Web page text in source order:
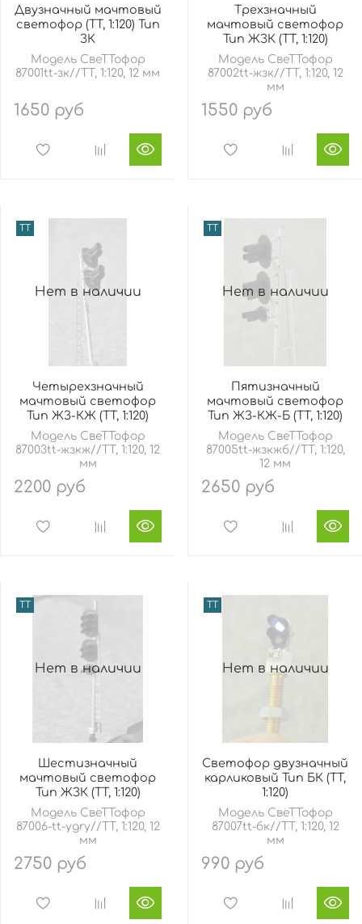
Двузначный мачтовый
светофор (TT, 1:120) Тип
ЗК
Модель СвеТТофор
87001tt-зк//TT, 1:120, 12 мм
1650 руб
Трехзначный
мачтовый светофор
Тип ЖЗК (TT, 1:120)
Модель СвеТТофор
87002tt-жзк//TT, 1:120, 12
мм
1550 руб
Нет в наличии
TT
Четырехзначный
мачтовый светофор
Тип ЖЗ-КЖ (TT, 1:120)
Модель СвеТТофор
87003tt-жзкж//TT, 1:120, 12
мм
2200 руб
Нет в наличии
TT
Пятизначный
мачтовый светофор
Тип ЖЗ-КЖ-Б (TT, 1:120)
Модель СвеТТофор
87005tt-жзкжб//TT, 1:120,
12 мм
2650 руб
Нет в наличии
TT
Шестизначный
мачтовый светофор
Тип ЖЗК (TT, 1:120)
Модель СвеТТофор
87006-tt-ygry//TT, 1:120, 12
мм
2750 руб
Нет в наличии
TT
Светофор двузначный
карликовый Тип БК (TT,
1:120)
Модель СвеТТофор
87007tt-бк//TT, 1:120, 12
мм
990 руб